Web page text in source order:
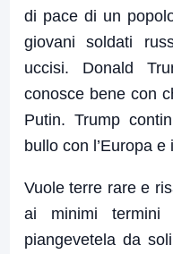
di pace di un
giovani soldati
uccisi. Donald
conosce bene con
Putin. Trump
bullo con l’Europa
Vuole terre rare e
ai minimi
piangevetela da